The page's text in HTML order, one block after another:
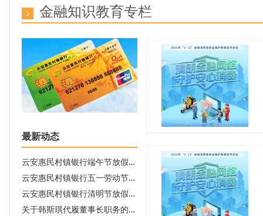
金融知识教育专栏
最新动态
云安惠民村镇银行端午节放假通知
云安惠民村镇银行五一劳动节放假通知
云安惠民村镇银行清明节放假通知
关于韩斯琪代履董事长职务的临时信息披露报告